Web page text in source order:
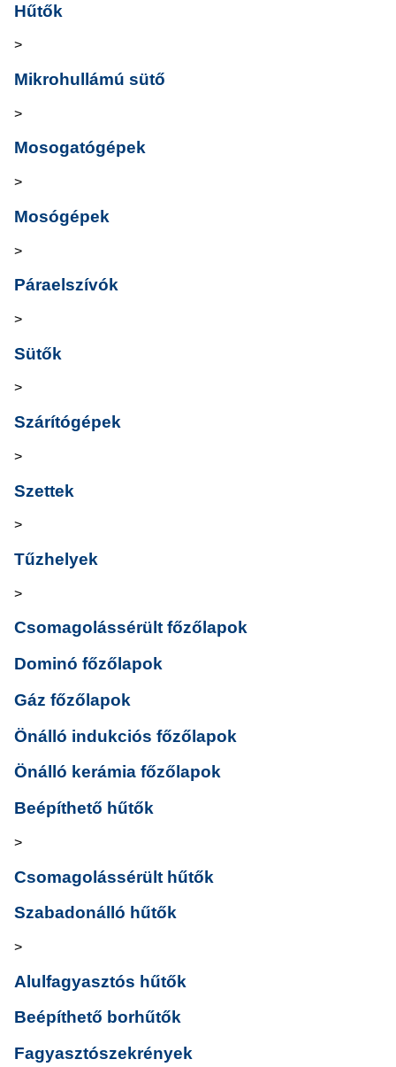
Hűtők
>
Mikrohullámú sütő
>
Mosogatógépek
>
Mosógépek
>
Páraelszívók
>
Sütők
>
Szárítógépek
>
Szettek
>
Tűzhelyek
>
Csomagolássérült főzőlapok
Dominó főzőlapok
Gáz főzőlapok
Önálló indukciós főzőlapok
Önálló kerámia főzőlapok
Beépíthető hűtők
>
Csomagolássérült hűtők
Szabadonálló hűtők
>
Alulfagyasztós hűtők
Beépíthető borhűtők
Fagyasztószekrények